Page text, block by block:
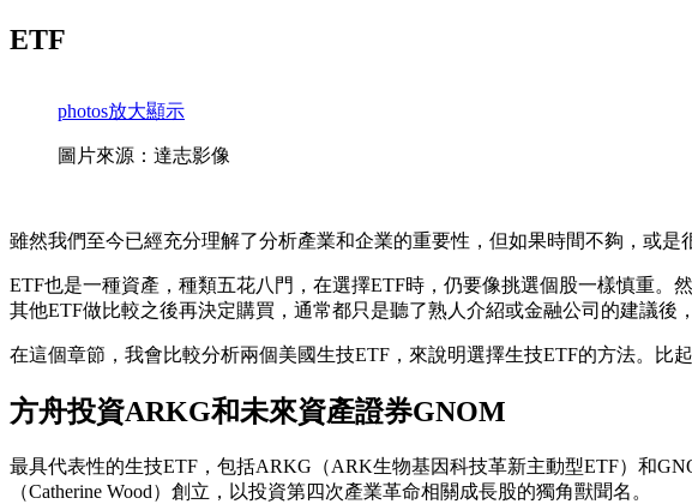
ETF
photos放大顯示
圖片來源：達志影像
雖然我們至今已經充分理解了分析產業和企業的重要性，但如果時間不夠，或
ETF也是一種資產，種類五花八門，在選擇ETF時，仍要像挑選個股一樣慎重
其他ETF做比較之後再決定購買，通常都只是聽了熟人介紹或金融公司的建議後
在這個章節，我會比較分析兩個美國生技ETF，來說明選擇生技ETF的方法。比
方舟投資ARKG和未來資產證券GNOM
最具代表性的生技ETF，包括ARKG（ARK生物基因科技革新主動型ETF）和
（Catherine Wood）創立，以投資第四次產業革命相關成長股的獨角獸聞名。